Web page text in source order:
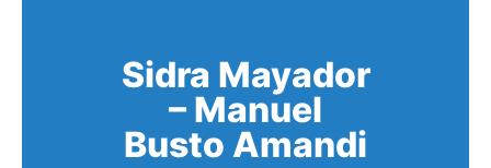
Sidra Mayador
– Manuel
Busto Amandi